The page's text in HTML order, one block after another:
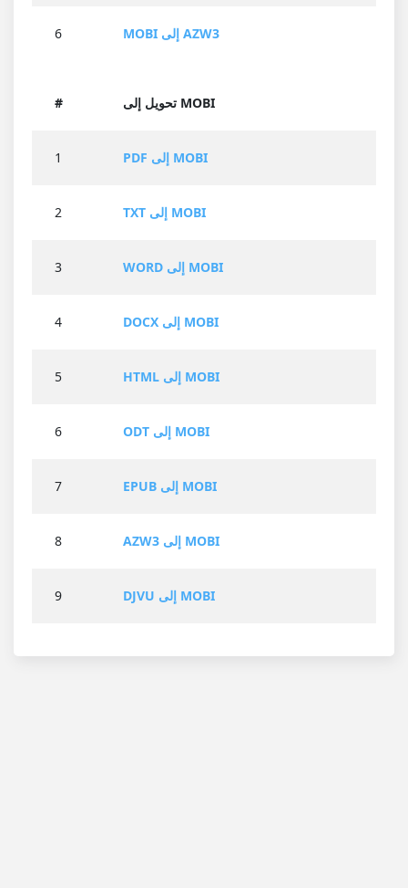
6 MOBI إلى AZW3
# تحويل إلى MOBI
1 PDF إلى MOBI
2 TXT إلى MOBI
3 WORD إلى MOBI
4 DOCX إلى MOBI
5 HTML إلى MOBI
6 ODT إلى MOBI
7 EPUB إلى MOBI
8 AZW3 إلى MOBI
9 DJVU إلى MOBI